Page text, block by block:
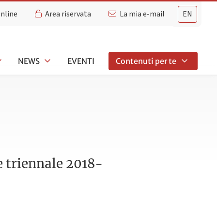
EN
Area riservata La mia e-mail
NEWS EVENTI Contenuti per te
triennale 2018-